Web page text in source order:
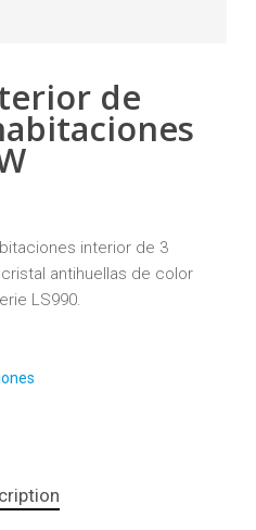
de
interior de 3
antihuellas de color
LS990.